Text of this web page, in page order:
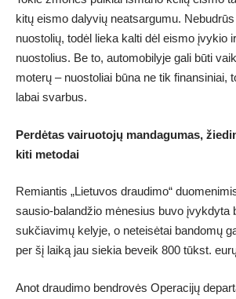
kitų eismo dalyvių neatsargumu.
nuostolių, todėl lieka kalti dėl eismo įvykio
nuostolius. Be to, automobilyje gali būti
moterų – nuostoliai būna ne tik finansiniai,
labai svarbus.
Perdėtas vairuotojų mandagumas,
kiti metodai
Remiantis „Lietuvos draudimo“
sausio-balandžio mėnesius buvo įvykdyta
sukčiavimų kelyje, o neteisėtai bandomų
per šį laiką jau siekia beveik 800 tūkst.
Anot draudimo bendrovės Operacijų